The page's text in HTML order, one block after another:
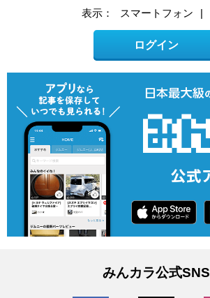
表示： スマートフォン |
ログイン
みんカラ公式SNS